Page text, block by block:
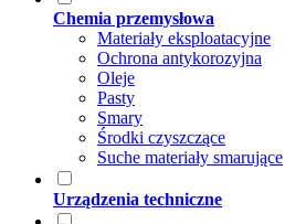
Chemia przemysłowa
Materiały eksploatacyjne
Ochrona antykorozyjna
Oleje
Pasty
Smary
Środki czyszczące
Suche materiały smarujące
Urządzenia techniczne